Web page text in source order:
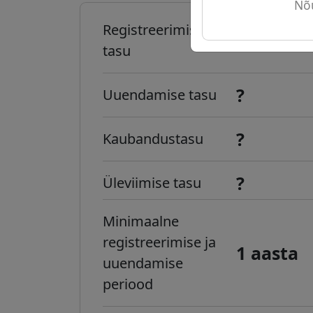
Registreerimise
tasu
?
Uuendamise tasu ?
Kaubandustasu ?
Üleviimise tasu ?
Minimaalne
registreerimise ja
uuendamise
periood
1 aasta